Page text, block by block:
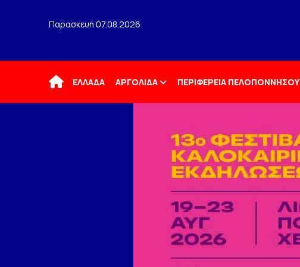
Παρασκευή 07.08.2026
ΑρχικήΕΛΛΑΔΑ ΑΡΓΟΛΙΔΑ ΠΕΡΙΦΕΡΕΙΑ ΠΕΛΟΠΟΝΝΗΣΟΥ